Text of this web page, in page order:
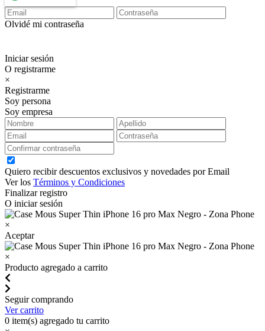
Olvidé mi contraseña
Iniciar sesión
O registrarme
×
Registrarme
Soy persona
Soy empresa
Quiero recibir descuentos exclusivos y novedades por Email
Ver los Términos y Condiciones
Finalizar registro
O iniciar sesión
×
Aceptar
×
Producto agregado a carrito
Seguir comprando
Ver carrito
0 item(s) agregado tu carrito